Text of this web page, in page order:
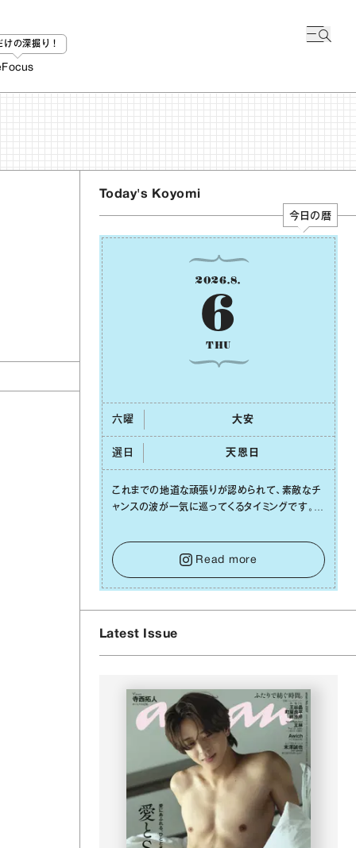
けの深掘り！
Focus
Today's Koyomi
今日の暦
2026.8.
6
THU
六曜 ⼤安
選日 天恩⽇
これまでの地道な頑張りが認められて、素敵なチ
ャンスの波が⼀気に巡ってくるタイミングです。周
せずに笑顔で受け取りましょう。みんなと⼀緒に
幸せになっていくイメージを持って⼀歩を踏み出
して。⼀⼈⼀⼈の良いところが混ざり合い、ハッピ
ーな未来が形作られていきます。
Read more
Latest Issue